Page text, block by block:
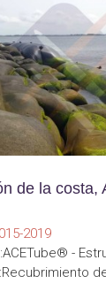
de la costa,
2019
-